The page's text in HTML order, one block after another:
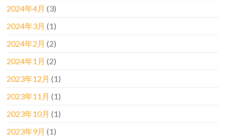
2024年4月 (3)
2024年3月 (1)
2024年2月 (2)
2024年1月 (2)
2023年12月 (1)
2023年11月 (1)
2023年10月 (1)
2023年9月 (1)